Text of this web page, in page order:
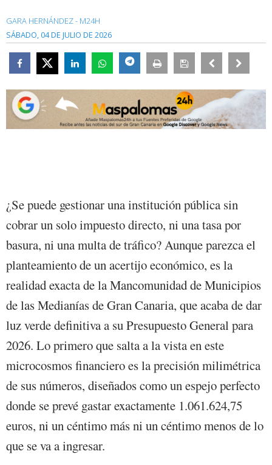
GARA HERNÁNDEZ - M24H
SÁBADO, 04 DE JULIO DE 2026
¿Se puede gestionar una institución pública sin
cobrar un solo impuesto directo, ni una tasa por
basura, ni una multa de tráfico? Aunque parezca el
planteamiento de un acertijo económico, es la
realidad exacta de la Mancomunidad de Municipios
de las Medianías de Gran Canaria, que acaba de dar
luz verde definitiva a su Presupuesto General para
2026. Lo primero que salta a la vista en este
microcosmos financiero es la precisión milimétrica
de sus números, diseñados como un espejo perfecto
donde se prevé gastar exactamente 1.061.624,75
euros, ni un céntimo más ni un céntimo menos de lo
que se va a ingresar.